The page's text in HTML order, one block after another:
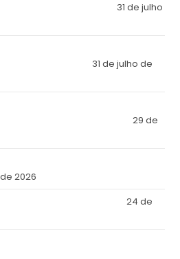
31 de julho
31 de julho de
29 de
2026
24 de